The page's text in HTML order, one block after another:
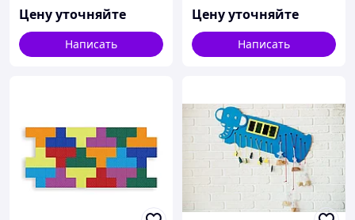
Цену уточняйте
Написать
Цену уточняйте
Написать